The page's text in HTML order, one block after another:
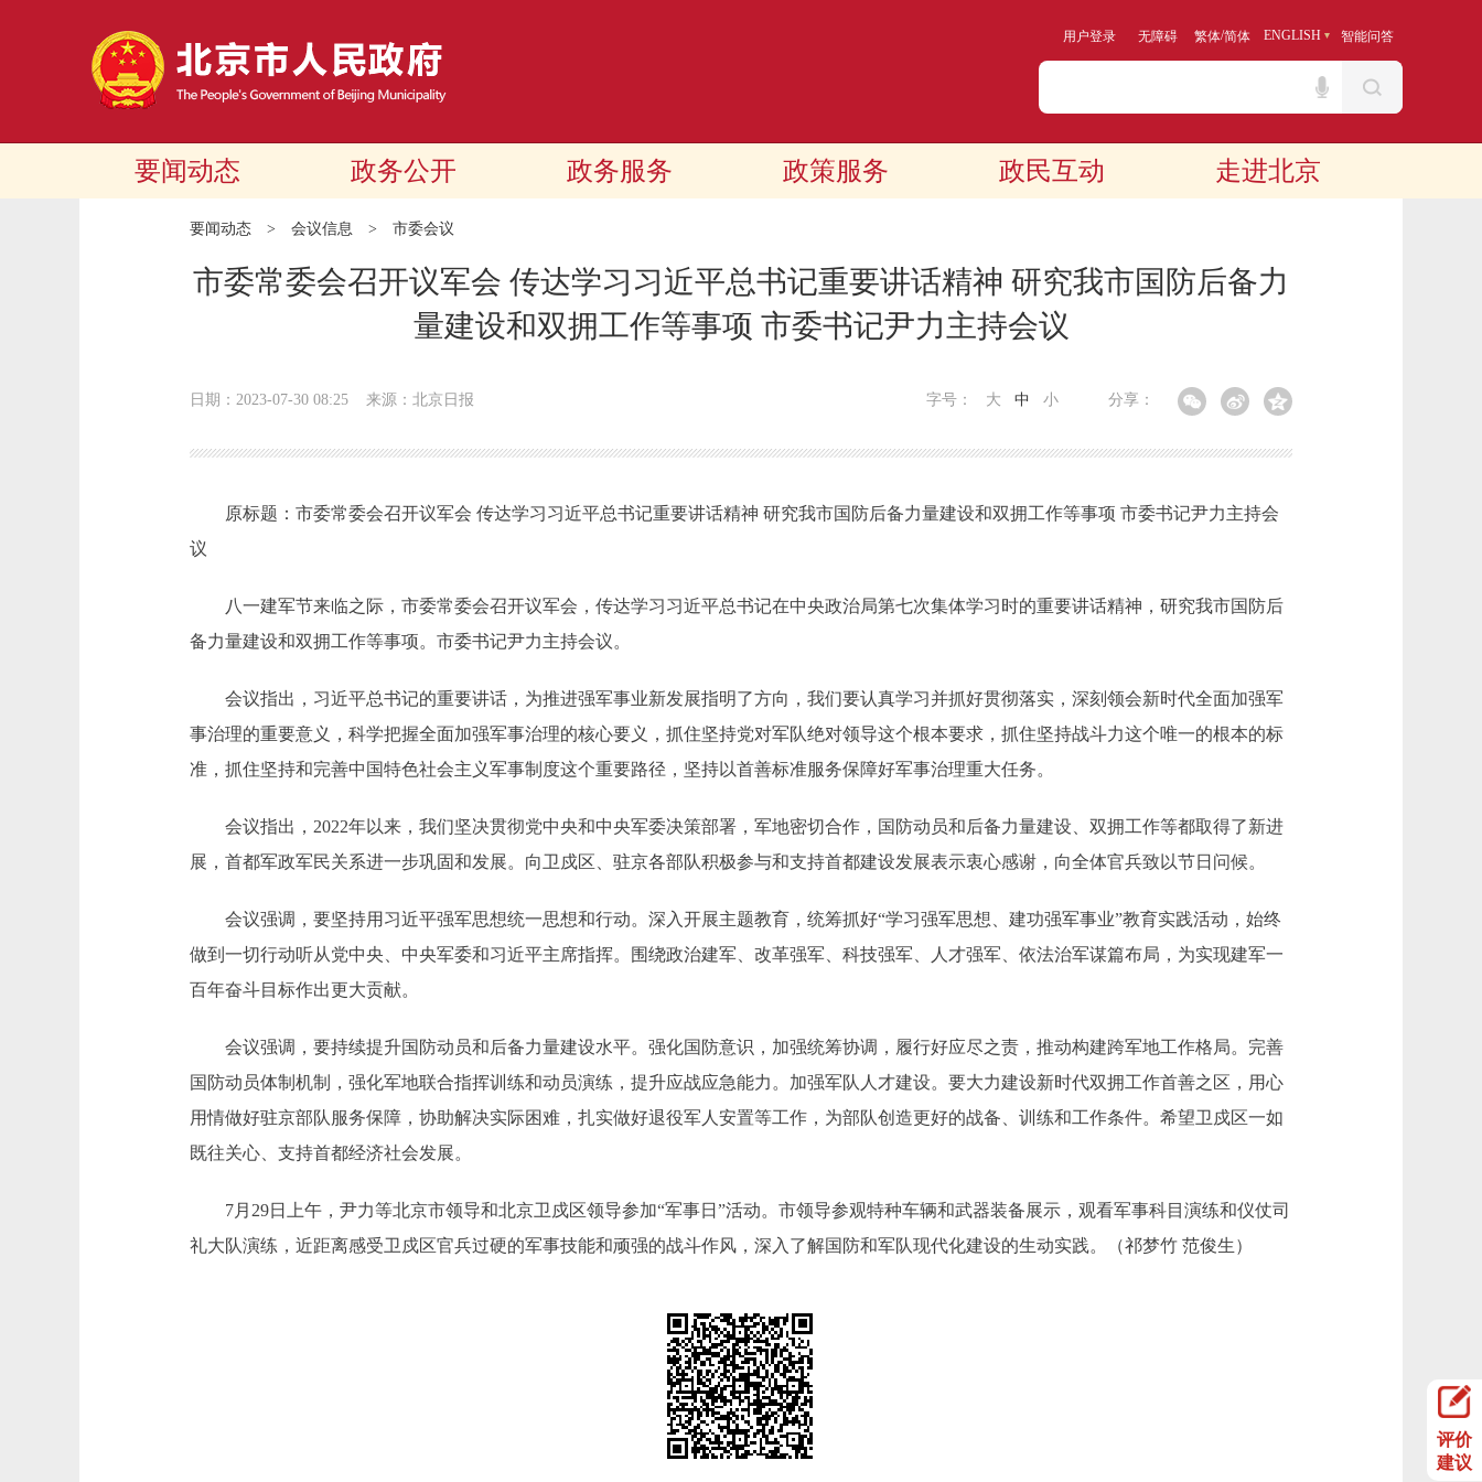
用户登录 无障碍 繁体/简体 ENGLISH 智能问答
要闻动态 政务公开 政务服务 政策服务 政民互动 走进北京
要闻动态 > 会议信息 > 市委会议
市委常委会召开议军会 传达学习习近平总书记重要讲话精神 研究我市国防后备力
量建设和双拥工作等事项 市委书记尹力主持会议
日期：2023-07-30 08:25 来源：北京日报 分享：
字号： 大 中 小
原标题：市委常委会召开议军会 传达学习习近平总书记重要讲话精神 研究我市国防后备力量建设和双拥工作等事项 市委书记尹力主持会
议
八一建军节来临之际，市委常委会召开议军会，传达学习习近平总书记在中央政治局第七次集体学习时的重要讲话精神，研究我市国防后
备力量建设和双拥工作等事项。市委书记尹力主持会议。
会议指出，习近平总书记的重要讲话，为推进强军事业新发展指明了方向，我们要认真学习并抓好贯彻落实，深刻领会新时代全面加强军
事治理的重要意义，科学把握全面加强军事治理的核心要义，抓住坚持党对军队绝对领导这个根本要求，抓住坚持战斗力这个唯一的根本的标
准，抓住坚持和完善中国特色社会主义军事制度这个重要路径，坚持以首善标准服务保障好军事治理重大任务。
会议指出，2022年以来，我们坚决贯彻党中央和中央军委决策部署，军地密切合作，国防动员和后备力量建设、双拥工作等都取得了新进
展，首都军政军民关系进一步巩固和发展。向卫戍区、驻京各部队积极参与和支持首都建设发展表示衷心感谢，向全体官兵致以节日问候。
会议强调，要坚持用习近平强军思想统一思想和行动。深入开展主题教育，统筹抓好“学习强军思想、建功强军事业”教育实践活动，始终
做到一切行动听从党中央、中央军委和习近平主席指挥。围绕政治建军、改革强军、科技强军、人才强军、依法治军谋篇布局，为实现建军一
百年奋斗目标作出更大贡献。
会议强调，要持续提升国防动员和后备力量建设水平。强化国防意识，加强统筹协调，履行好应尽之责，推动构建跨军地工作格局。完善
国防动员体制机制，强化军地联合指挥训练和动员演练，提升应战应急能力。加强军队人才建设。要大力建设新时代双拥工作首善之区，用心
用情做好驻京部队服务保障，协助解决实际困难，扎实做好退役军人安置等工作，为部队创造更好的战备、训练和工作条件。希望卫戍区一如
既往关心、支持首都经济社会发展。
7月29日上午，尹力等北京市领导和北京卫戍区领导参加“军事日”活动。市领导参观特种车辆和武器装备展示，观看军事科目演练和仪仗司
礼大队演练，近距离感受卫戍区官兵过硬的军事技能和顽强的战斗作风，深入了解国防和军队现代化建设的生动实践。（祁梦竹 范俊生）
评价
建议